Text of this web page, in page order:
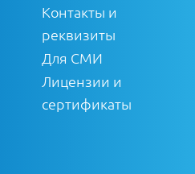
Контакты и
реквизиты
Для СМИ
Лицензии и
сертификаты